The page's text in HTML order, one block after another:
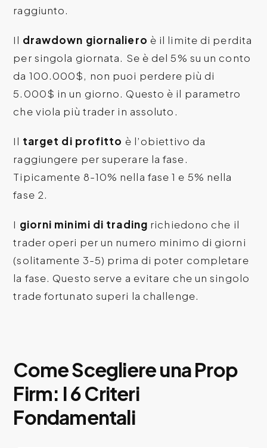
raggiunto.
Il drawdown giornaliero è il limite di perdita
per singola giornata. Se è del 5% su un conto
da 100.000$, non puoi perdere più di
5.000$ in un giorno. Questo è il parametro
che viola più trader in assoluto.
Il target di profitto è l’obiettivo da
raggiungere per superare la fase.
Tipicamente 8-10% nella fase 1 e 5% nella
fase 2.
I giorni minimi di trading richiedono che il
trader operi per un numero minimo di giorni
(solitamente 3-5) prima di poter completare
la fase. Questo serve a evitare che un singolo
trade fortunato superi la challenge.
Come Scegliere una Prop
Firm: I 6 Criteri
Fondamentali